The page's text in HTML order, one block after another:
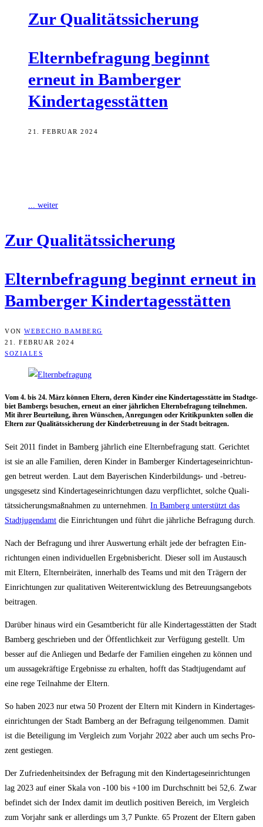
Zur Qua­li­täts­si­che­rung
Eltern­be­fra­gung beginnt
erneut in Bam­ber­ger
Kindertagesstätten
21. FEBRUAR 2024
... weiter
Zur Qua­li­täts­si­che­rung
Eltern­be­fra­gung beginnt erneut in
Bam­ber­ger Kindertagesstätten
VON WEBECHO BAMBERG
21. FEBRUAR 2024
SOZIALES
Vom 4. bis 24. März kön­nen Eltern, deren Kin­der eine Kin­der­ta­ges­stät­te im Stadt­ge­
biet Bam­bergs besu­chen, erneut an einer jähr­li­chen Eltern­be­fra­gung teil­neh­men.
Mit ihrer Beur­tei­lung, ihren Wün­schen, Anre­gun­gen oder Kri­tik­punk­ten sol­len die
Eltern zur Qua­li­täts­si­che­rung der Kin­der­be­treu­ung in der Stadt beitragen.
Seit 2011 fin­det in Bam­berg jähr­lich eine Eltern­be­fra­gung statt. Gerich­tet
ist sie an alle Fami­li­en, deren Kin­der in Bam­ber­ger Kin­der­ta­ges­ein­rich­tun­
gen betreut wer­den. Laut dem Baye­ri­schen Kin­der­bil­dungs- und ‑betreu­
ungs­ge­setz sind Kin­der­ta­ges­ein­rich­tun­gen dazu ver­pflich­tet, sol­che Qua­li­
täts­si­che­rungs­maß­nah­men zu unter­neh­men. In Bam­berg unter­stützt das
Stadt­ju­gend­amt die Ein­rich­tun­gen und führt die jähr­li­che Befra­gung durch.
Nach der Befra­gung und ihrer Aus­wer­tung erhält jede der befrag­ten Ein­
rich­tun­gen einen indi­vi­du­el­len Ergeb­nis­be­richt. Die­ser soll im Aus­tausch
mit Eltern, Eltern­bei­rä­ten, inner­halb des Teams und mit den Trä­gern der
Ein­rich­tun­gen zur qua­li­ta­ti­ven Wei­ter­ent­wick­lung des Betreu­ungs­an­ge­bots
beitragen.
Dar­über hin­aus wird ein Gesamt­be­richt für alle Kin­der­ta­ges­stät­ten der Stadt
Bam­berg geschrie­ben und der Öffent­lich­keit zur Ver­fü­gung gestellt. Um
bes­ser auf die Anlie­gen und Bedar­fe der Fami­li­en ein­ge­hen zu kön­nen und
um aus­sa­ge­kräf­ti­ge Ergeb­nis­se zu erhal­ten, hofft das Stadt­ju­gend­amt auf
eine rege Teil­nah­me der Eltern.
So haben 2023 nur etwa 50 Pro­zent der Eltern mit Kin­dern in Kin­der­ta­ges­
ein­rich­tun­gen der Stadt Bam­berg an der Befra­gung teil­ge­nom­men. Damit
ist die Betei­li­gung im Ver­gleich zum Vor­jahr 2022 aber auch um sechs Pro­
zent gestiegen.
Der Zufrie­den­heits­in­dex der Befra­gung mit den Kin­der­ta­ges­ein­rich­tun­gen
lag 2023 auf einer Ska­la von ‑100 bis +100 im Durch­schnitt bei 52,6. Zwar
befin­det sich der Index damit im deut­lich posi­ti­ven Bereich, im Ver­gleich
zum Vor­jahr sank er aller­dings um 3,7 Punk­te. 65 Pro­zent der Eltern gaben